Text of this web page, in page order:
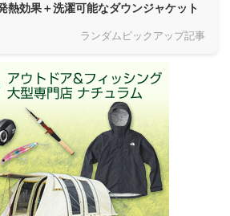
熱効果＋洗濯可能なダウンジャケット
ランダムピックアップ記事